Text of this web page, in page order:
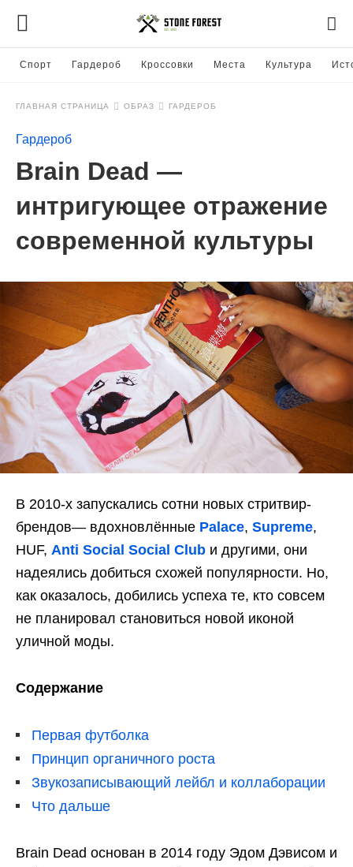
Спорт Гардероб Кроссовки Места Культура
ГЛАВНАЯ СТРАНИЦА ОБРАЗ ГАРДЕРОБ
Гардероб
Brain Dead —
интригующее отражение
современной культуры
В 2010-х запускались сотни новых стритвир-
брендов— вдохновлённые Palace, Supreme,
HUF, Anti Social Social Club и другими, они
надеялись добиться схожей популярности. Но,
как оказалось, добились успеха те, кто совсем
не планировал становиться новой иконой
уличной моды.
Содержание
Первая футболка
Принцип органичного роста
Звукозаписывающий лейбл и коллаборации
Что дальше
Brain Dead основан в 2014 году Эдом Дэвисом и